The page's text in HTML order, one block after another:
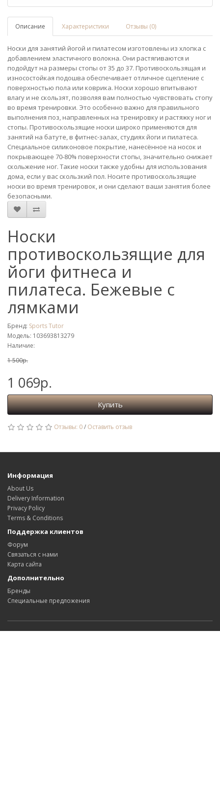
Описание Характеристики Отзывы (0)
Носки для занятий йогой и пилатесом изготовлены из хлопка с
добавлением эластичного волокна. Они растягиваются и
подойдут на размеры стопы от 35 до 37. Противоскользящая и
износостойкая подошва обеспечивает отличное сцепление с
поверхностью пола или коврика. Носки хорошо впитывают
влагу и не скользят, позволяя вам полностью чувствовать стопу
во время тренировки. Это особенно важно для правильного
выполнения поз, направленных на тренировку и растяжку ног и
стопы. Противоскользящие носки широко применяются для
занятий на батуте, в фитнес-залах, студиях йоги и пилатеса.
Специальное силиконовое покрытие, нанесённое на носок и
покрывающее 70-80% поверхности стопы, значительно снижает
скольжение ног. Такие носки также удобны для использования
дома, если у вас скользкий пол. Носите противоскользящие
носки во время тренировок, и они сделают ваши занятия более
безопасными.
Носки
противоскользящие для
йоги фитнеса и
пилатеса. Бежевые с
лямками
Бренд: Sports Tutor
Модель: 103693813279
Наличие:
1 500р.
1 069р.
Купить
Отзывы: 0/ Оставить отзыв
Информация
About Us
Delivery Information
Privacy Policy
Terms & Conditions
Поддержка клиентов
Форум
Связаться с нами
Карта сайта
Дополнительно
Бренды
Специальные предложения